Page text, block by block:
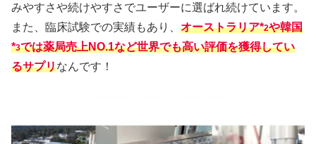
みやすさや続けやすさでユーザーに選ばれ続けています。
また、臨床試験での実績もあり、 オーストラリア*2や韓国
*3では薬局売上NO.1など世界でも高い評価を獲得してい
るサプリなんです！